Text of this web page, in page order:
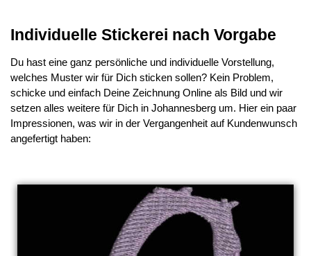
Individuelle Stickerei nach Vorgabe
Du hast eine ganz persönliche und individuelle Vorstellung,
welches Muster wir für Dich sticken sollen? Kein Problem,
schicke und einfach Deine Zeichnung Online als Bild und wir
setzen alles weitere für Dich in Johannesberg um. Hier ein paar
Impressionen, was wir in der Vergangenheit auf Kundenwunsch
angefertigt haben: